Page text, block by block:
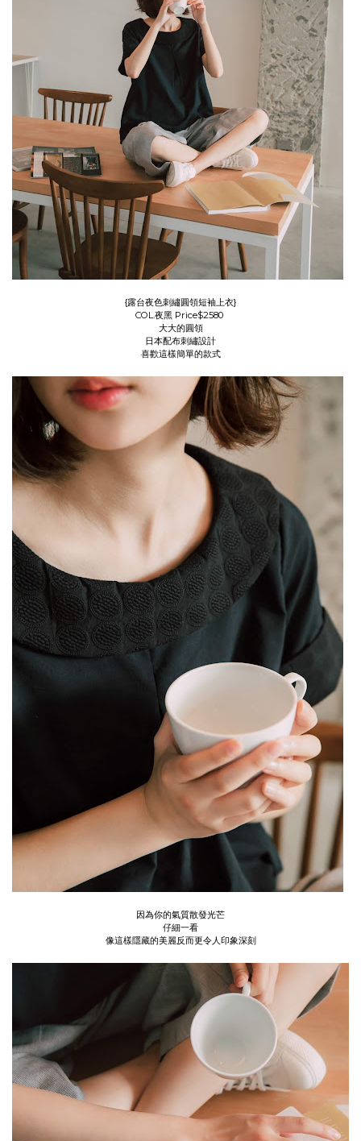
{露台夜色刺繡圓領短袖上衣}
COL.夜黑 Price$2580
大大的圓領
日本配布刺繡設計
喜歡這樣簡單的款式
因為你的氣質散發光芒
仔細一看
像這樣隱藏的美麗反而更令人印象深刻